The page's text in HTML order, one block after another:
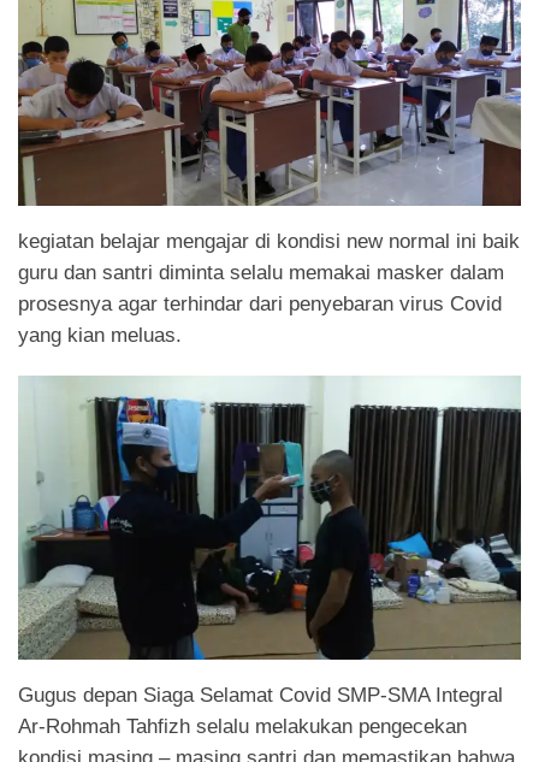
kegiatan belajar mengajar di kondisi new normal ini baik
guru dan santri diminta selalu memakai masker dalam
prosesnya agar terhindar dari penyebaran virus Covid
yang kian meluas.
Gugus depan Siaga Selamat Covid SMP-SMA Integral
Ar-Rohmah Tahfizh selalu melakukan pengecekan